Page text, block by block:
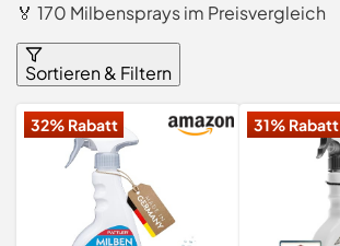
🏅 170 Milbensprays im Preisvergleich
Sortieren & Filtern
32% Rabatt 31% Rabatt